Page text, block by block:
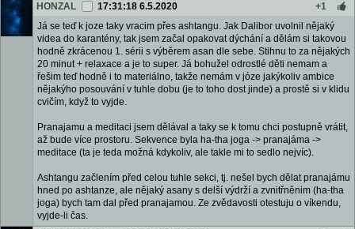
HONZAL
17:31:18 6.5.2020
+1
Já se teď k joze taky vracim přes ashtangu. Jak Dalibor uvolnil nějaký
videa do karantény, tak jsem začal opakovat dýchání a dělám si takovou
hodně zkrácenou 1. sérii s výběrem asan dle sebe. Stihnu to za nějakých
20 minut + relaxace a je to super. Já bohužel odrostlé děti nemam a
řešim teď hodně i to materiálno, takže nemám v józe jakýkoliv ambice
nějakýho posouvání v tuhle dobu (je to toho dost jinde) a prostě si v klidu
cvičím, když to vyjde.
Pranajamu a meditaci jsem dělával a taky se k tomu chci postupně vrátit,
až bude více prostoru. Sekvence byla ha-tha joga -> pranajáma ->
meditace (ta je teda možná kdykoliv, ale takle mi to sedlo nejvíc).
Ashtangu začlením před celou tuhle sekci, tj. nešel bych dělat pranajámu
hned po ashtanze, ale nějaký asany s delší výdrží a zvnitřněnim (ha-tha
joga) bych tam dal před pranajamou. Ze zvědavosti otestuju o víkendu,
vyjde-li čas.